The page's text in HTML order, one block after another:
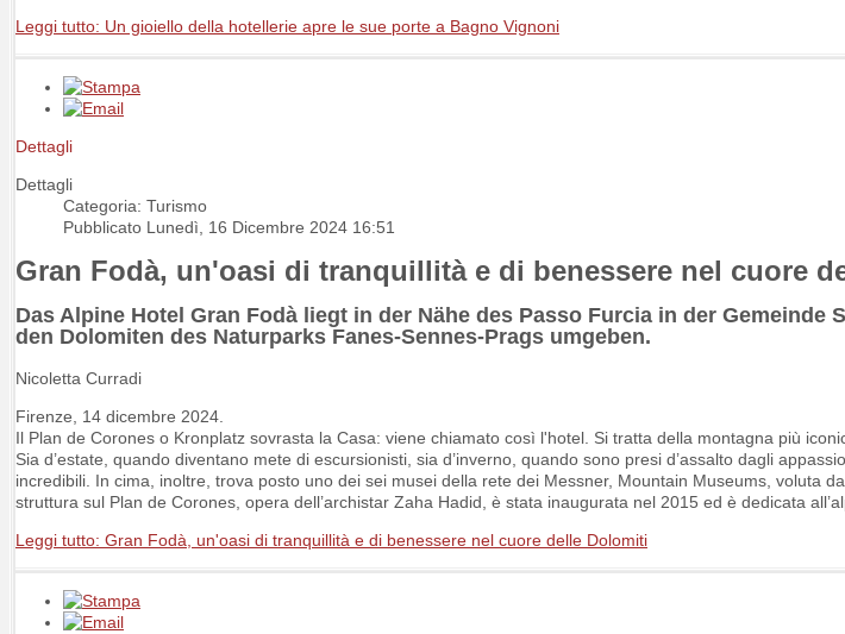
Leggi tutto: Un gioiello della hotellerie apre le sue porte a Bagno Vignoni
Dettagli
Dettagli
Categoria: Turismo
Pubblicato Lunedì, 16 Dicembre 2024 16:51
Gran Fodà, un'oasi di tranquillità e di benessere nel cuore
Das Alpine Hotel Gran Fodà liegt in der Nähe des Passo Furcia in der Gemeinde
den Dolomiten des Naturparks Fanes-Sennes-Prags umgeben.
Nicoletta Curradi
Firenze, 14 dicembre 2024.
Il Plan de Corones o Kronplatz sovrasta la Casa: viene chiamato così l'hotel. Si tratta della montagna più
Sia d’estate, quando diventano mete di escursionisti, sia d’inverno, quando sono presi d’assalto dagli
incredibili. In cima, inoltre, trova posto uno dei sei musei della rete dei Messner, Mountain Museums, voluta
struttura sul Plan de Corones, opera dell’archistar Zaha Hadid, è stata inaugurata nel 2015 ed è dedicata
Leggi tutto: Gran Fodà, un'oasi di tranquillità e di benessere nel cuore delle Dolomiti